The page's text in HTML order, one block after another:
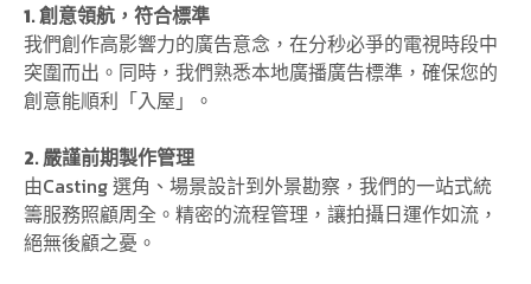
1. 創意領航，符合標準
我們創作高影響力的廣告意念，在分秒必爭的電視時段中
突圍而出。同時，我們熟悉本地廣播廣告標準，確保您的
創意能順利「入屋」。
2. 嚴謹前期製作管理
由Casting 選角、場景設計到外景勘察，我們的一站式統
籌服務照顧周全。精密的流程管理，讓拍攝日運作如流，
絕無後顧之憂。